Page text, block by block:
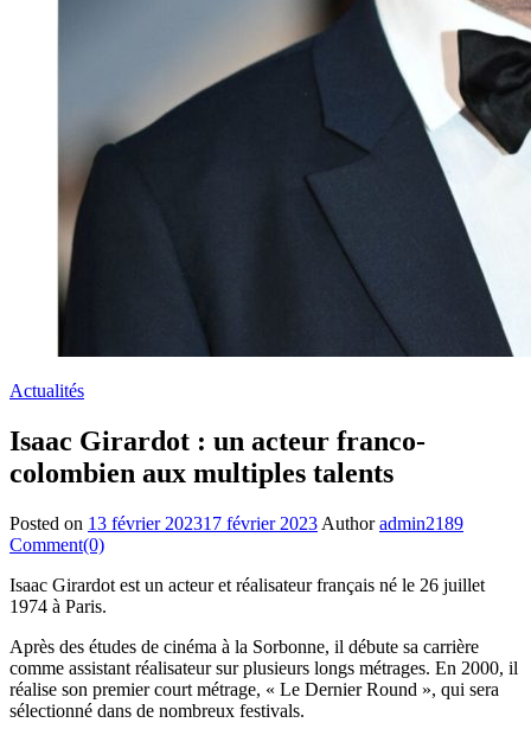
Actualités
Isaac Girardot : un acteur franco-
colombien aux multiples talents
Posted on 13 février 202317 février 2023 Author admin2189
Comment(0)
Isaac Girardot est un acteur et réalisateur français né le 26 juillet
1974 à Paris.
Après des études de cinéma à la Sorbonne, il débute sa carrière
comme assistant réalisateur sur plusieurs longs métrages. En 2000, il
réalise son premier court métrage, « Le Dernier Round », qui sera
sélectionné dans de nombreux festivals.